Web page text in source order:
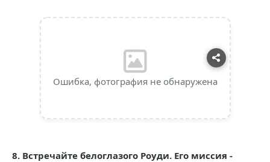
Ошибка, фотография не обнаружена
8. Встречайте белоглазого Роуди. Его миссия -